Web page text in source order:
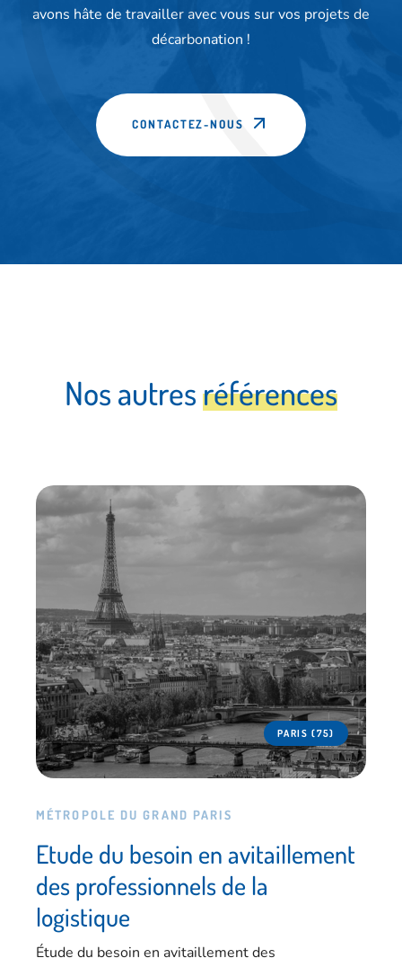
avons hâte de travailler avec vous sur vos projets de
décarbonation !
CONTACTEZ-NOUS
Nosautresréférences
PARIS (75)
MÉTROPOLE DU GRAND PARIS
Etude du besoin en avitaillement
des professionnels de la
logistique
Étude du besoin en avitaillement des